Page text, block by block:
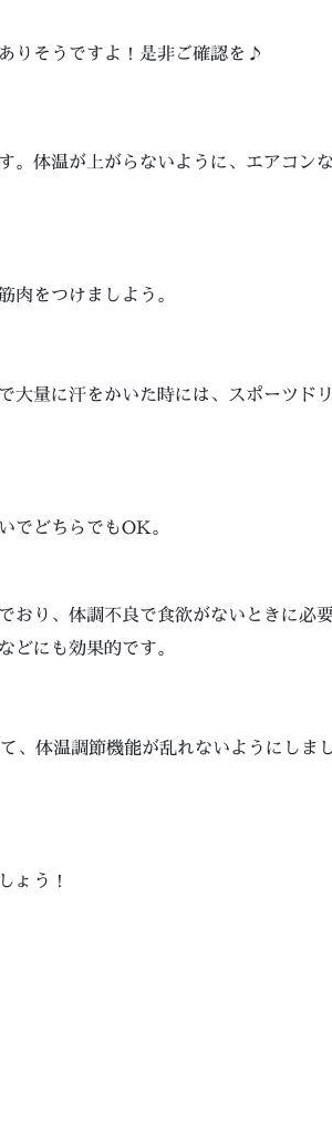
りそうですよ！是非ご確認を♪
体温が上がらないように、エアコン
をつけましよう。
量に汗をかいた時には、スポーツド
でどちらでもOK。
おり、体調不良で食欲がないときに必
にも効果的です。
体温調節機能が乱れないようにしま
ょう！